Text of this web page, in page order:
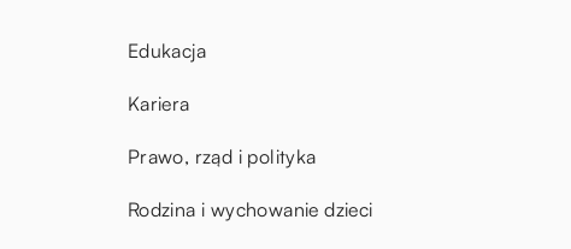
Edukacja
Kariera
Prawo, rząd i polityka
Rodzina i wychowanie dzieci